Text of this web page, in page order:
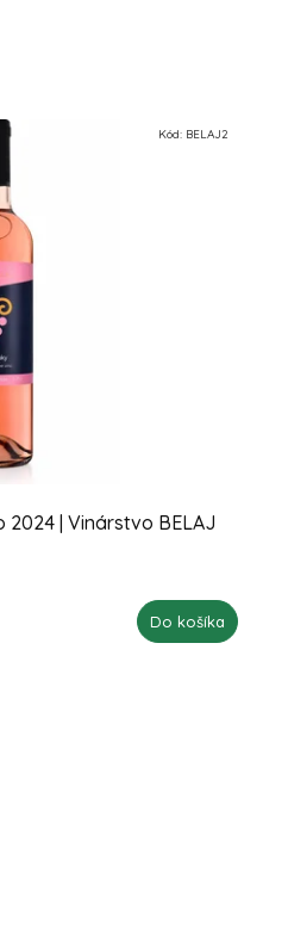
2024 | Vinárstvo BELAJ
Do košíka
Kód: BELAJ2